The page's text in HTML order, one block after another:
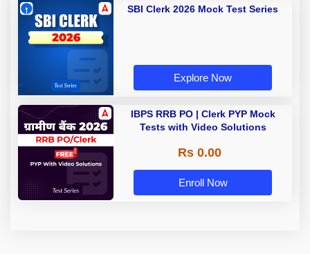
SBI Clerk 2026 Mock Test Series
Explore Now
IBPS RRB PO | Clerk PYP Mock
Tests with Video Solutions
Rs 0.00
Enroll Now